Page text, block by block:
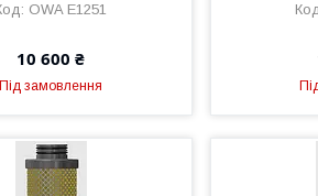
OWA E1251
10 600 ₴
Під замовлення